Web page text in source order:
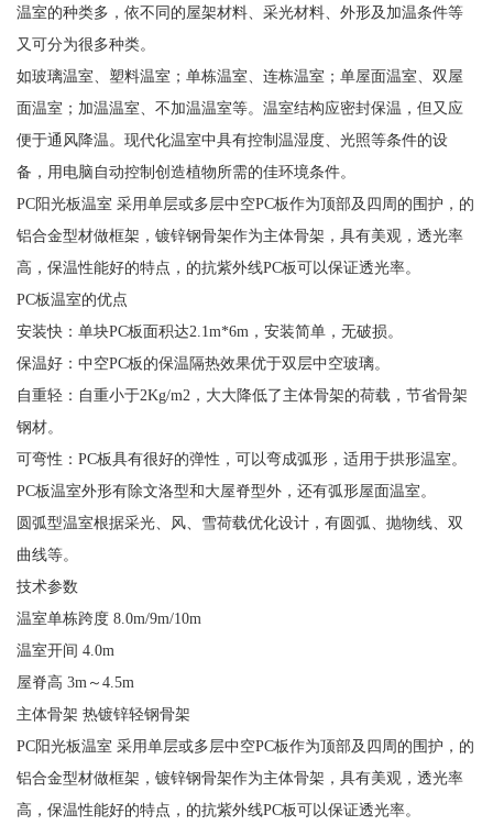
温室的种类多，依不同的屋架材料、采光材料、外形及加温条件等
又可分为很多种类。
如玻璃温室、塑料温室；单栋温室、连栋温室；单屋面温室、双屋
面温室；加温温室、不加温温室等。温室结构应密封保温，但又应
便于通风降温。现代化温室中具有控制温湿度、光照等条件的设
备，用电脑自动控制创造植物所需的佳环境条件。
PC阳光板温室 采用单层或多层中空PC板作为顶部及四周的围护，的
铝合金型材做框架，镀锌钢骨架作为主体骨架，具有美观，透光率
高，保温性能好的特点，的抗紫外线PC板可以保证透光率。
PC板温室的优点
安装快：单块PC板面积达2.1m*6m，安装简单，无破损。
保温好：中空PC板的保温隔热效果优于双层中空玻璃。
自重轻：自重小于2Kg/m2，大大降低了主体骨架的荷载，节省骨架
钢材。
可弯性：PC板具有很好的弹性，可以弯成弧形，适用于拱形温室。
PC板温室外形有除文洛型和大屋脊型外，还有弧形屋面温室。
圆弧型温室根据采光、风、雪荷载优化设计，有圆弧、抛物线、双
曲线等。
技术参数
温室单栋跨度 8.0m/9m/10m
温室开间 4.0m
屋脊高 3m～4.5m
主体骨架 热镀锌轻钢骨架
PC阳光板温室 采用单层或多层中空PC板作为顶部及四周的围护，的
铝合金型材做框架，镀锌钢骨架作为主体骨架，具有美观，透光率
高，保温性能好的特点，的抗紫外线PC板可以保证透光率。